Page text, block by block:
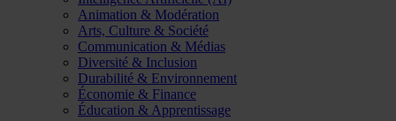
Animation & Modération
Arts, Culture & Société
Communication & Médias
Diversité & Inclusion
Durabilité & Environnement
Économie & Finance
Éducation & Apprentissage